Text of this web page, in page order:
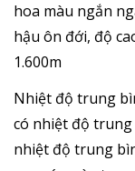
hoa màu ngắn
hậu ôn đới, độ
1.600m
Nhiệt độ trung
có nhiệt độ trung
nhiệt độ trung